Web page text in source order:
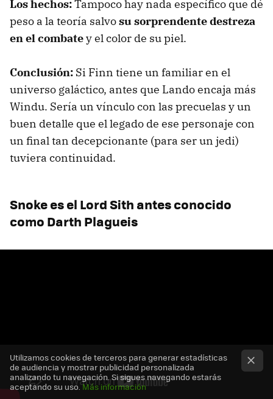
Los hechos:Tampoco hay nada específico que dé
peso a la teoría salvosu sorprendente destreza
en el combatey el color de su piel.
Conclusión: Si Finn tiene un familiar en el
universo galáctico, antes que Lando encaja más
Windu. Sería un vínculo con las precuelas y un
buen detalle que el legado de ese personaje con
un final tan decepcionante (para ser un jedi)
tuviera continuidad.
Snoke es el Lord Sith antes conocido
como Darth Plagueis
Utilizamos cookies de terceros para generar estadísticas
de audiencia y mostrar publicidad personalizada
analizando tu navegación. Si sigues navegando estarás
aceptando su uso.Más información